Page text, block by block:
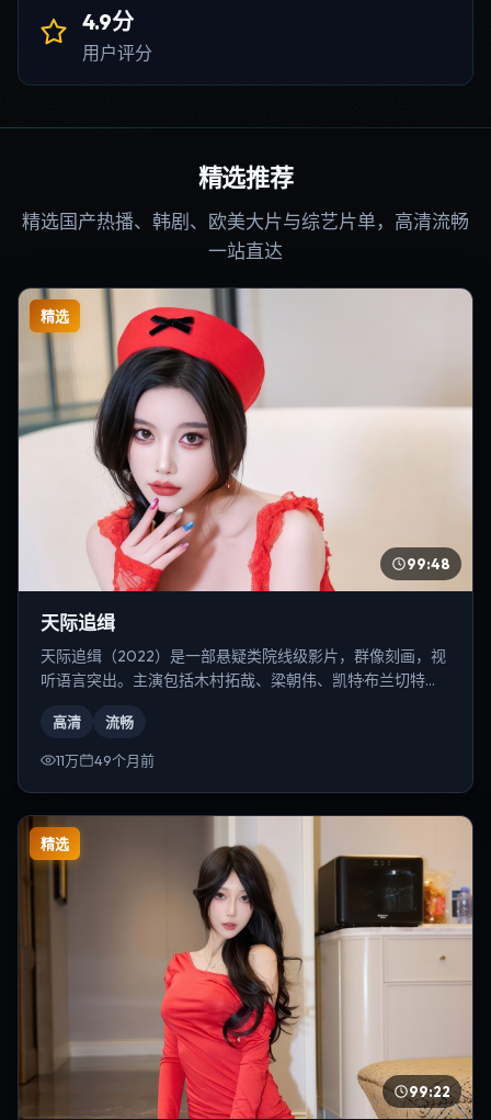
4.9分
用户评分
精选推荐
精选国产热播、韩剧、欧美大片与综艺片单，高清流畅
一站直达
精选
99:48
天际追缉
天际追缉（2022）是一部悬疑类院线级影片，群像刻画，视
听语言突出。主演包括木村拓哉、梁朝伟、凯特·布兰切特
高清 流畅
11万 49个月前
精选
99:22